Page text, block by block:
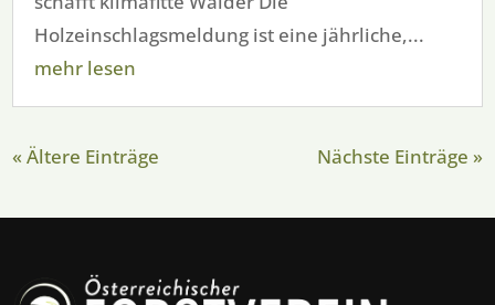
Holzeinschlagsmeldung ist eine jährliche,...
mehr lesen
« Ältere Einträge Nächste Einträge »